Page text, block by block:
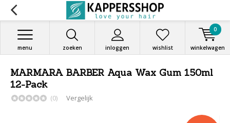
zoeken inloggen
menu wishlist winkelwagen
0
MARMARA BARBER Aqua Wax Gum 150ml
12-Pack
(0) Vergelijk